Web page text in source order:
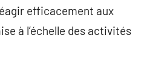
efficacement aux
à l’échelle des activités